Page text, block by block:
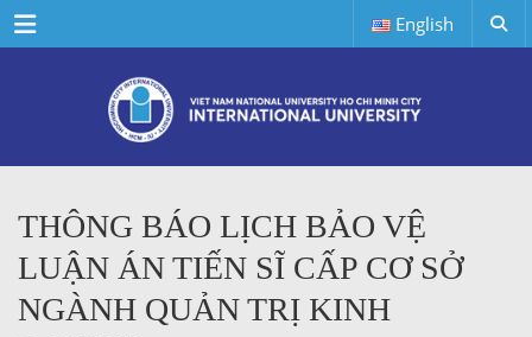
Menu English
THÔNG BÁO LỊCH BẢO VỆ
LUẬN ÁN TIẾN SĨ CẤP CƠ SỞ
NGÀNH QUẢN TRỊ KINH